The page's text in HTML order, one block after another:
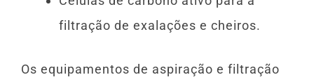
filtração de exalações e cheiros.
Os equipamentos de aspiração e filtração